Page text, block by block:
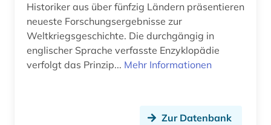
behringwerke (1)
behörde (1)
behörden (1)
Historiker aus über fünfzig Ländern präsentieren
neueste Forschungsergebnisse zur
Weltkriegsgeschichte. Die durchgängig in
englischer Sprache verfasste Enzyklopädie
verfolgt das Prinzip... Mehr Informationen
Zur Datenbank